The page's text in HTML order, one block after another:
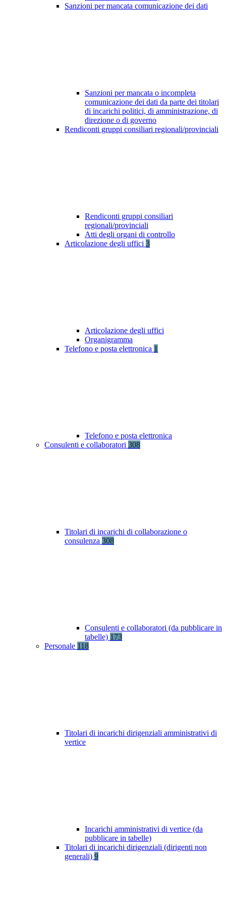
Sanzioni per mancata comunicazione dei dati
Sanzioni per mancata o incompleta
comunicazione dei dati da parte dei titolari
di incarichi politici, di amministrazione, di
direzione o di governo
Rendiconti gruppi consiliari regionali/provinciali
Rendiconti gruppi consiliari
regionali/provinciali
Atti degli organi di controllo
Articolazione degli uffici 3
Articolazione degli uffici
Organigramma
Telefono e posta elettronica 1
Telefono e posta elettronica
Consulenti e collaboratori 308
Titolari di incarichi di collaborazione o
consulenza 308
Consulenti e collaboratori (da pubblicare in
tabelle) 173
Personale 118
Titolari di incarichi dirigenziali amministrativi di
vertice
Incarichi amministrativi di vertice (da
pubblicare in tabelle)
Titolari di incarichi dirigenziali (dirigenti non
generali) 9